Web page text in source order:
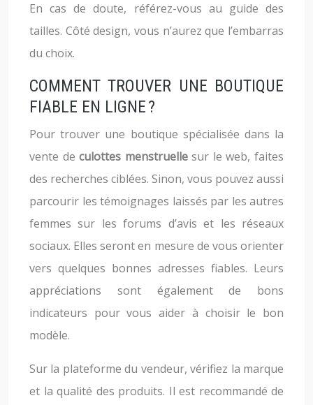
En cas de doute, référez-vous au guide des
tailles. Côté design, vous n’aurez que l’embarras
du choix.
COMMENT TROUVER UNE BOUTIQUE
FIABLE EN LIGNE ?
Pour trouver une boutique spécialisée dans la
vente deculottes menstruellesur le web, faites
des recherches ciblées. Sinon, vous pouvez aussi
parcourir les témoignages laissés par les autres
femmes sur les forums d’avis et les réseaux
sociaux. Elles seront en mesure de vous orienter
vers quelques bonnes adresses fiables. Leurs
appréciations sont également de bons
indicateurs pour vous aider à choisir le bon
modèle.
Sur la plateforme du vendeur, vérifiez la marque
et la qualité des produits. Il est recommandé de